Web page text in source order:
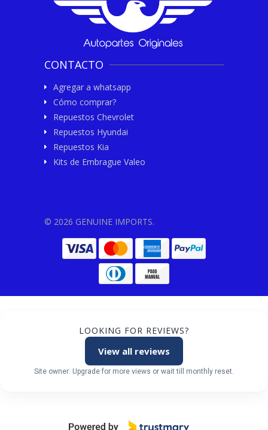
CONTACTO
Agregar a whatsapp
Cómo comprar?
Repuestos Chevrolet
Repuestos Hyundai
Repuestos Kia
Kits de Embrague Valeo
© 2026 GENUINE IMPORTS.
LOOKING FOR REVIEWS?
View all reviews
Site owner: Upgrade for more views or wait till monthly reset.